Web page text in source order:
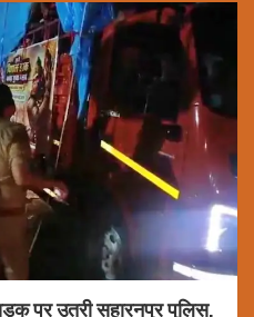
पर उतरी सहारनपुर पुलिस,